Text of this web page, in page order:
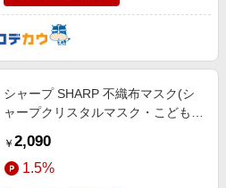
シャープ SHARP 不織布マスク(シ
ャープクリスタルマスク・こどもサ
ルマスク
￥ 2,090
1.5%